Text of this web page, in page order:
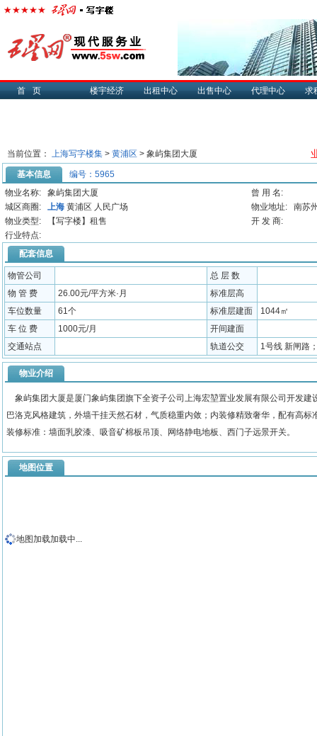
首页 楼宇经济 出租中心 出售中心 代理中心 求
当前位置： 上海写字楼集 > 黄浦区 > 象屿集团大厦
基本信息
编号：5965
物业名称:
象屿集团大厦
曾 用 名:
城区商圈:
上海 黄浦区 人民广场 物业地址:
南苏
物业类型:
【写字楼】租售
开 发 商:
行业特点:
配套信息
物管公司
总 层 数
物 管 费
26.00元/平方米·月
标准层高
车位数量
61个 标准层建面
1044㎡
车 位 费
1000元/月
开间建面
交通站点
轨道公交 1号线 新闸路
物业介绍
象屿集团大厦是厦门象屿集团旗下全资子公司上海宏堃置业发展有限公司开发
巴洛克风格建筑，外墙干挂天然石材，气质稳重内敛；内装修精致奢华，配有高
装修标准：墙面乳胶漆、吸音矿棉板吊顶、网络静电地板、西门子远景开关。
地图位置
地图加载加载中...